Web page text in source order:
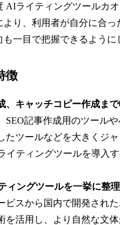
AIライティングツールカ
より、利用者が自分に合
一目で把握できるように
徴
、キャッチコピー作成ま
SEO記事作成用のツール
たツールなどを大きくジ
イティングツールを導入
ィングツールを一挙に整理
ビスから国内で開発され
を活用し、より自然な文